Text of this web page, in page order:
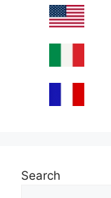
Search